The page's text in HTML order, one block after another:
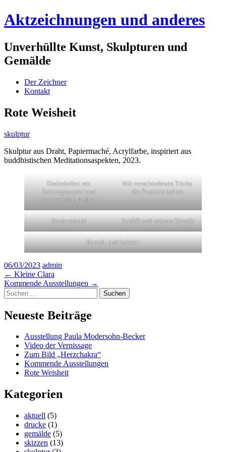
Aktzeichnungen und anderes
Unverhüllte Kunst, Skulpturen und
Gemälde
Menü
Zum
Inhalt
Der Zeichner
Kontakt
Rote Weisheit
skulptur
Skulptur aus Draht, Papiermaché, Acrylfarbe, inspiriert aus
buddhistischen Meditationsaspekten, 2023.
Drahtskelett mit
Zeitungspapier und
beginnendem Aufbau
Mit verschiedenen Tricks
die Position halten
Papiermaché Schliff und weitere Details
Bemalt und lackiert
06/03/2023 admin
Beitragsnavigation
← Kleine Clara
Kommende Ausstellungen →
Widgets
Suchen
nach:
Neueste Beiträge
Ausstellung Paula Modersohn-Becker
Video der Vernissage
Zum Bild „Herzchakra“
Kommende Ausstellungen
Rote Weisheit
Kategorien
aktuell (5)
drucke (1)
gemälde (5)
skizzen (13)